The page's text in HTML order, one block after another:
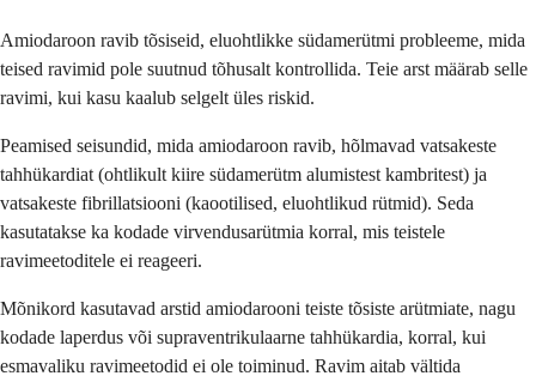
Amiodaroon ravib tõsiseid, eluohtlikke südamerütmi probleeme, mida
teised ravimid pole suutnud tõhusalt kontrollida. Teie arst määrab selle
ravimi, kui kasu kaalub selgelt üles riskid.
Peamised seisundid, mida amiodaroon ravib, hõlmavad vatsakeste
tahhükardiat (ohtlikult kiire südamerütm alumistest kambritest) ja
vatsakeste fibrillatsiooni (kaootilised, eluohtlikud rütmid). Seda
kasutatakse ka kodade virvendusarütmia korral, mis teistele
ravimeetoditele ei reageeri.
Mõnikord kasutavad arstid amiodarooni teiste tõsiste arütmiate, nagu
kodade laperdus või supraventrikulaarne tahhükardia, korral, kui
esmavaliku ravimeetodid ei ole toiminud. Ravim aitab vältida